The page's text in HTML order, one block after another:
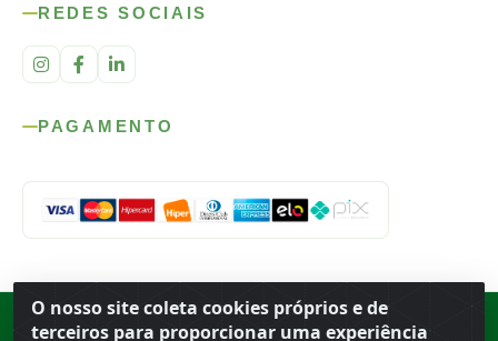
O nosso site coleta cookies próprios e de
terceiros para proporcionar uma experiência
REDES SOCIAIS
PAGAMENTO
Porto Ferreira ·BR